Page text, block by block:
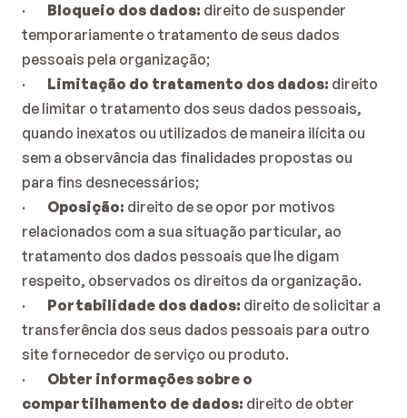
· Bloqueio dos dados: direito de suspender
temporariamente o tratamento de seus dados
pessoais pela organização;
· Limitação do tratamento dos dados: direito
de limitar o tratamento dos seus dados pessoais,
quando inexatos ou utilizados de maneira ilícita ou
sem a observância das finalidades propostas ou
para fins desnecessários;
· Oposição: direito de se opor por motivos
relacionados com a sua situação particular, ao
tratamento dos dados pessoais que lhe digam
respeito, observados os direitos da organização.
· Portabilidade dos dados: direito de solicitar a
transferência dos seus dados pessoais para outro
site fornecedor de serviço ou produto.
· Obter informações sobre o
compartilhamento de dados: direito de obter